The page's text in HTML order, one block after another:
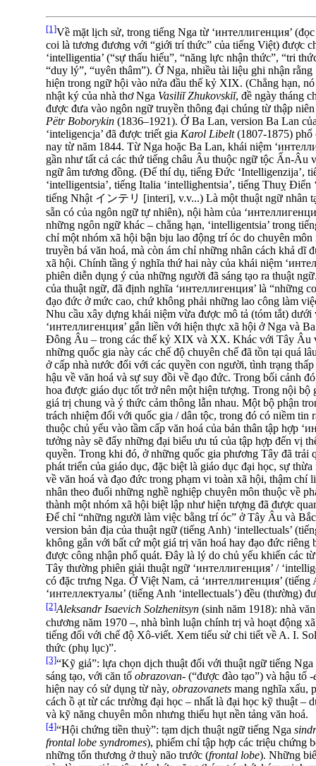
[1]Về mặt lịch sử, trong tiếng Nga từ ‘интеллигенция’
coi là tương đương với “giới trí thức” của tiếng Việt) được
‘intelligentia’ (“sự thấu hiểu”, “năng lực nhận thức”, “tri
“duy lý”, “uyên thâm”). Ở Nga, nhiều tài liệu ghi nhận rằng
hiện trong ngữ hội vào nửa đầu thế kỷ XIX. (Chẳng hạn,
nhật ký của nhà thơ Nga Vasiliĭ Zhukovskiĭ, đề ngày tháng
được đưa vào ngôn ngữ truyền thông đại chúng từ thập
Pëtr Boborykin (1836–1921). Ở Ba Lan, version Ba Lan
‘inteligencja’ đã được triết gia Karol Libelt(1807-1875) phổ
nay từ năm 1844. Từ Nga hoặc Ba Lan, khái niệm
gần như tất cả các thứ tiếng châu Âu thuộc ngữ tộc Ấn-Âu
ngữ âm tương đồng. (Để thí dụ, tiếng Đức ‘Intelligenzija’,
‘intelligentsia’, tiếng Italia ‘intellighentsia’, tiếng Thuỵ Điển
tiếng Nhật インテリ [interi], v.v...) Là một thuật ngữ nhân
sẵn có của ngôn ngữ tự nhiên), nội hàm của
những ngôn ngữ khác – chẳng hạn, ‘intelligentsia’ trong
chỉ một nhóm xã hội bận bịu lao động trí óc do chuyên
truyền bá văn hoá, mà còn ám chỉ những nhân cách khả dĩ
xã hội. Chính tầng ý nghĩa thứ hai này của khái niệm
phiên diễn dụng ý của những người đã sáng tạo ra thuật
của thuật ngữ, đã định nghĩa ‘интеллигенция’ là “những
đạo đức ở mức cao, chứ không phải những lao công làm
Nhu cầu xây dựng khái niệm vừa được mô tả (tóm tắt) dưới
‘интеллигенция’ gắn liền với hiện thực xã hội ở Nga và
Đông Âu – trong các thế kỷ XIX và XX. Khác với Tây Âu
những quốc gia này các chế độ chuyên chế đã tồn tại quá
ở cấp nhà nước đối với các quyền con người, tình trạng
hậu về văn hoá và sự suy đồi về đạo đức. Trong bối cảnh
hoa được giáo dục tốt trở nên một hiện tượng. Trong nội bộ
giá trị chung và ý thức cảm thông lẫn nhau. Một bộ phận
trách nhiệm đối với quốc gia / dân tộc, trong đó có niềm tin
thuộc chủ yếu vào tầm cấp văn hoá của bản thân tập hợp
tưởng này sẽ đẩy những đại biểu ưu tú của tập hợp đến vị
quyền. Trong khi đó, ở những quốc gia phương Tây đã trải
phát triển của giáo dục, đặc biệt là giáo dục đại học, sự
về văn hoá và đạo đức trong phạm vi toàn xã hội, thậm chí
nhân theo đuổi những nghề nghiệp chuyên môn thuộc về
thành một nhóm xã hội biệt lập như hiện tượng đã được
Để chỉ “những người làm việc bằng trí óc” ở Tây Âu và
version bản địa của thuật ngữ (tiếng Anh) ‘intellectuals’
không gắn với bất cứ một giá trị văn hoá hay đạo đức riêng
được công nhận phổ quát. Đây là lý do chủ yếu khiến các
Tây thường phiên giải thuật ngữ ‘интеллигенция’ /
có đặc trưng Nga. Ở Việt Nam, cả ‘интеллигенция’ (tiếng
‘интеллектуалы’ (tiếng Anh ‘intellectuals’) đều (thường)
[2]Aleksandr Isaevich Solzhenitsyn (sinh năm 1918): nhà
chương năm 1970 –, nhà bình luận chính trị và hoạt động
tiếng đối với chế độ Xô-viết. Xem tiểu sử chi tiết về A. I.
thức (phụ lục)”.
[3]“Kỹ giả”: lựa chọn dịch thuật đối với thuật ngữ tiếng Nga
sáng tạo, với căn tố obrazovan- (“được đào tạo”) và hậu tố -
hiện nay có sử dụng từ này, obrazovanets mang nghĩa xấu,
cách ồ ạt từ các trường đại học – nhất là đại học kỹ thuật –
và kỹ năng chuyên môn nhưng thiếu hụt nền tảng văn hoá.
[4]“Hội chứng tiền thuỳ”: tạm dịch thuật ngữ tiếng Nga
frontal lobe syndromes), phiếm chỉ tập hợp các triệu chứng
những tổn thương ở thuỳ não trước (frontal lobe). Những